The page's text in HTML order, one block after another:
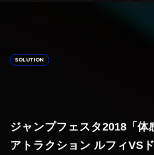
SOLUTION
ジャンプフェスタ2018「体
アトラクション ルフィVS